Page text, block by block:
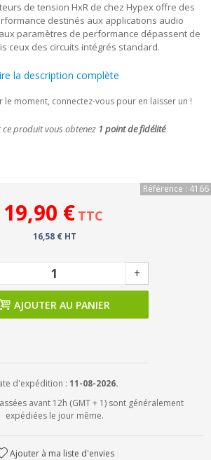
de tension HxR de chez Hypex offre des
destinés aux applications audio
paramètres de performance dépassent de
ceux des circuits intégrés standard.
la description complète
le moment, connectez-vous pour en laisser un !
ce produit vous obtenez 1 point de fidélité
Référence : 4166
19,90 € TTC
16,58 € HT
+
AJOUTER AU PANIER
d'expédition : 11-08-2026.
avant 12h (GMT + 1) sont généralement
expédiées le jour même.
Ajouter à ma liste d'envies